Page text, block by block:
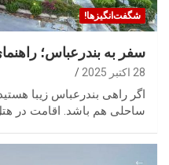
شگفت‌انگیزها!
سفر به بندرعباس؛
28 اکتبر 2025
اگر راهی بندرعباس زیبا
ساحلی هم باشد. اقامت در